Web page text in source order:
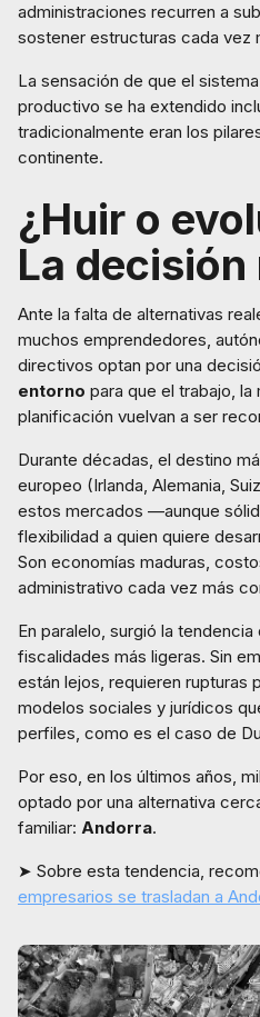
administraciones recurren a
sostener estructuras cada vez
La sensación de que el
productivo se ha extendido
tradicionalmente eran los
continente.
¿Huir o
La decisión
Ante la falta de alternativas
muchos emprendedores,
directivos optan por una
entorno para que el trabajo, la
planificación vuelvan a ser
Durante décadas, el destino
europeo (Irlanda, Alemania,
estos mercados —aunque
flexibilidad a quien quiere
Son economías maduras,
administrativo cada vez más
En paralelo, surgió la
fiscalidades más ligeras. Sin
están lejos, requieren rupturas
modelos sociales y jurídicos
perfiles, como es el caso de
Por eso, en los últimos años,
optado por una alternativa
familiar: Andorra.
➤ Sobre esta tendencia,
empresarios se trasladan a